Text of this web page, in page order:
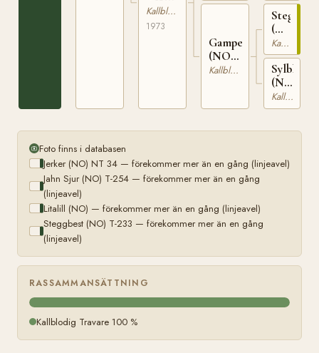
(NO)
Kallblodig Travare
1973
Gamperla
(NO)
N
Kallblodig Travare
Steggbest
(NO)
T-
233
Kallblodig Travare
Sylblessa
(NO)
T-
1451
Kallblodig Travare
Foto finns i databasen
Jerker (NO) NT 34 — förekommer mer än en gång (linjeavel)
Jahn Sjur (NO) T-254 — förekommer mer än en gång
(linjeavel)
Litalill (NO) — förekommer mer än en gång (linjeavel)
Steggbest (NO) T-233 — förekommer mer än en gång
(linjeavel)
RASSAMMANSÄTTNING
Kallblodig Travare 100 %